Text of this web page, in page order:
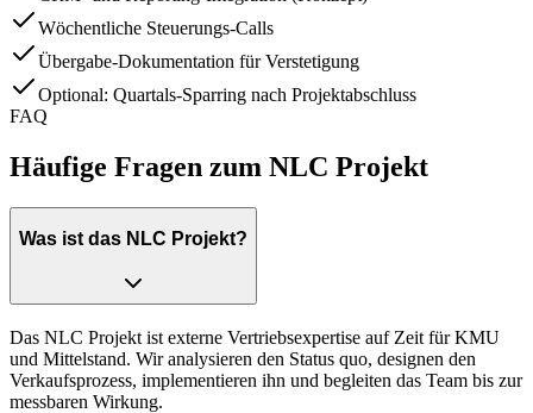
Wöchentliche Steuerungs-Calls
Übergabe-Dokumentation für Verstetigung
Optional: Quartals-Sparring nach Projektabschluss
FAQ
Häufige Fragen zum NLC Projekt
Was ist das NLC Projekt?
Das NLC Projekt ist externe Vertriebsexpertise auf Zeit für KMU
und Mittelstand. Wir analysieren den Status quo, designen den
Verkaufsprozess, implementieren ihn und begleiten das Team bis zur
messbaren Wirkung.